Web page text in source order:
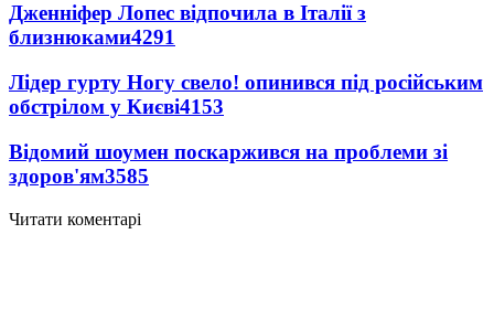
Дженніфер Лопес відпочила в Італії з
близнюками4291
Лідер гурту Ногу свело! опинився під російським
обстрілом у Києві4153
Відомий шоумен поскаржився на проблеми зі
здоров'ям3585
Читати коментарі